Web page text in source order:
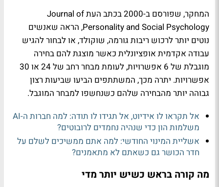
המחקר, שפורסם ב-2000 בכתב העת Journal of
Personality and Social Psychology, הראה שאנשים
נוטים יותר לרכוש ריבות גורמה, שוקולד, או לבחור להגיש
עבודה אקדמית אופציונלית כאשר מוצגת להם בחירה
מוגבלת של 6 אפשרויות, לעומת מבחר רחב של 24 או 30
אפשרויות. יתרה מכך, המשתתפים הביעו שביעות רצון
גבוהה יותר מהבחירה שלהם כשנחשפו למבחר המוגבל.
אל תקראו לו אידיוט, אל תגידו לו תודה: למה חברות ה-AI
משלמות הון כדי שנהיה נחמדים לרובוטים?
אשליית המינוי החודשי: למה אתם ממשיכים לשלם על
חדר הכושר גם כשאתם לא מתאמנים?
מה קורה בראש כשיש יותר מדי